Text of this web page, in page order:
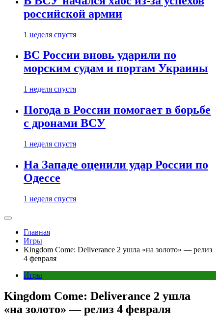
российской армии
1 неделя спустя
ВС России вновь ударили по
морским судам и портам Украины
1 неделя спустя
Погода в России помогает в борьбе
с дронами ВСУ
1 неделя спустя
На Западе оценили удар России по
Одессе
1 неделя спустя
Главная
Игры
Kingdom Come: Deliverance 2 ушла «на золото» — релиз
4 февраля
Игры
Kingdom Come: Deliverance 2 ушла
«на золото» — релиз 4 февраля